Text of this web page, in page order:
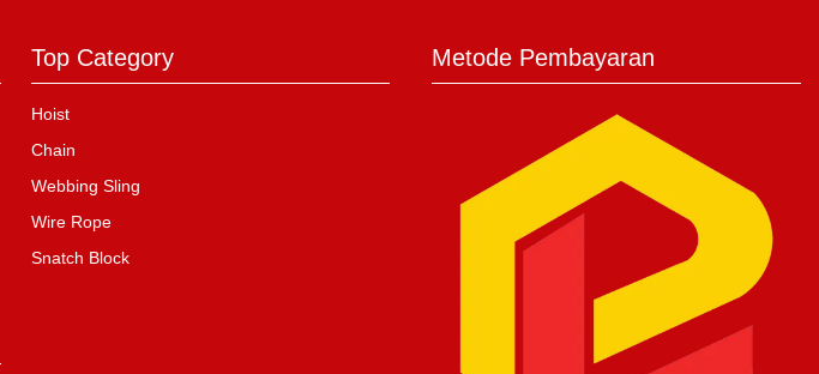
Top Category
Hoist
Chain
Webbing Sling
Wire Rope
Snatch Block
Metode Pembayaran